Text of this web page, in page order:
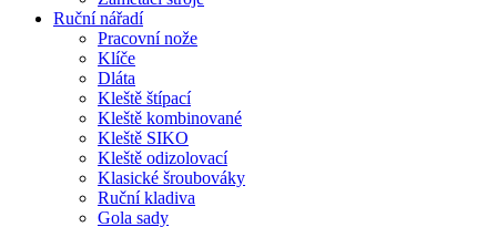
Ruční nářadí
Pracovní nože
Klíče
Dláta
Kleště štípací
Kleště kombinované
Kleště SIKO
Kleště odizolovací
Klasické šroubováky
Ruční kladiva
Gola sady